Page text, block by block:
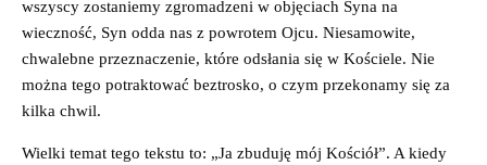
wszyscy zostaniemy zgromadzeni w objęciach Syna na
wieczność, Syn odda nas z powrotem Ojcu. Niesamowite,
chwalebne przeznaczenie, które odsłania się w Kościele. Nie
można tego potraktować beztrosko, o czym przekonamy się za
kilka chwil.
Wielki temat tego tekstu to: „Ja zbuduję mój Kościół”. A kiedy